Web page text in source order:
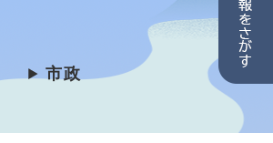
市政